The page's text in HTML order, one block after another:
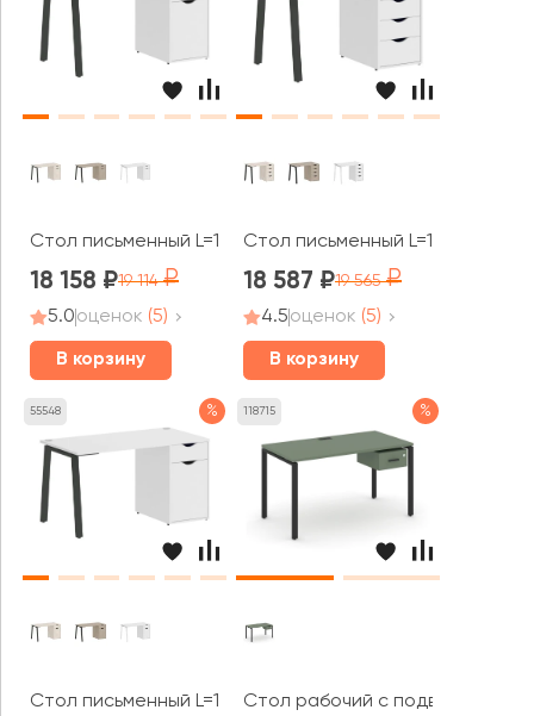
Стол письменный L=1580мм VR.SP-3-158.1.A Хоум Офис
18 158 19 114
5.0оценок (5)
В корзину
Стол письменный L=1180мм
18 587 19 565
4.5оценок (5)
В корзину
55548 %
Стол письменный L=1780мм VR.SP-3-178.1.A Хоум Офис
118715 %
Стол рабочий с подвесной